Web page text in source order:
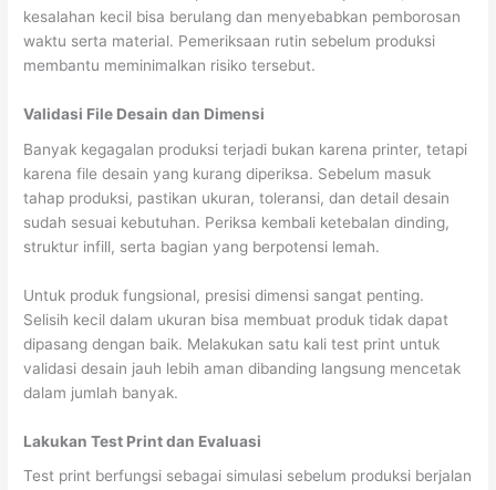
kesalahan kecil bisa berulang dan menyebabkan pemborosan
waktu serta material. Pemeriksaan rutin sebelum produksi
membantu meminimalkan risiko tersebut.
Validasi File Desain dan Dimensi
Banyak kegagalan produksi terjadi bukan karena printer, tetapi
karena file desain yang kurang diperiksa. Sebelum masuk
tahap produksi, pastikan ukuran, toleransi, dan detail desain
sudah sesuai kebutuhan. Periksa kembali ketebalan dinding,
struktur infill, serta bagian yang berpotensi lemah.
Untuk produk fungsional, presisi dimensi sangat penting.
Selisih kecil dalam ukuran bisa membuat produk tidak dapat
dipasang dengan baik. Melakukan satu kali test print untuk
validasi desain jauh lebih aman dibanding langsung mencetak
dalam jumlah banyak.
Lakukan Test Print dan Evaluasi
Test print berfungsi sebagai simulasi sebelum produksi berjalan